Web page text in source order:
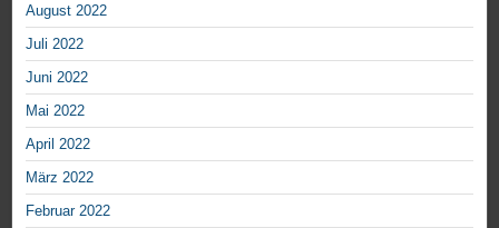
August 2022
Juli 2022
Juni 2022
Mai 2022
April 2022
März 2022
Februar 2022